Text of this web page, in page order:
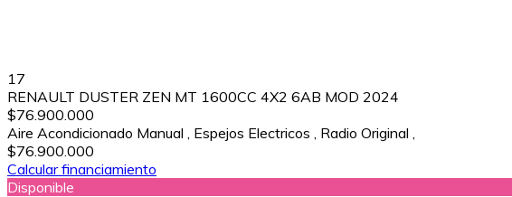
17
RENAULT DUSTER ZEN MT 1600CC 4X2 6AB MOD 2024
$76.900.000
Aire Acondicionado Manual
Espejos Electricos Radio Original
$76.900.000
Calcular financiamiento
Disponible